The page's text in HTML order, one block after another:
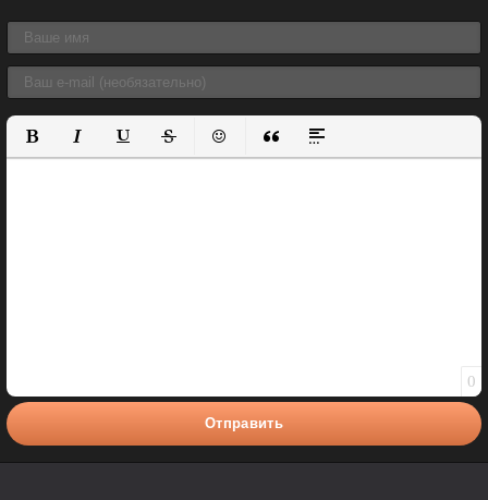
Полужирный
КурсивПодчеркнутый
ЗачеркнутыйВставить смайлик
Вставка цитаты
Вставка спойлера
0
Отправить